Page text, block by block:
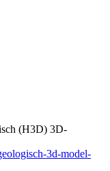
(H3D) 3D-
3d-model-